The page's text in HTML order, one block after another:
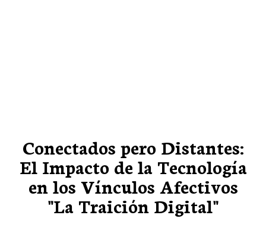
Conectados pero Distantes:
El Impacto de la Tecnología
en los Vínculos Afectivos
"La Traición Digital"